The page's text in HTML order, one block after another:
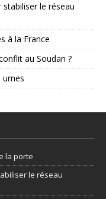
le réseau
à la France
au Soudan ?
urnes
la porte
le réseau